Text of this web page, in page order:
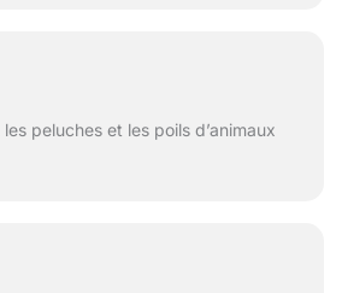
peluches et les poils d’animaux